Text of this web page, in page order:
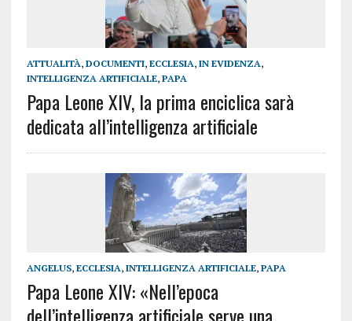
ATTUALITÀ, DOCUMENTI, ECCLESIA, IN EVIDENZA,
INTELLIGENZA ARTIFICIALE, PAPA
Papa Leone XIV, la prima enciclica sarà
dedicata all’intelligenza artificiale
ANGELUS, ECCLESIA, INTELLIGENZA ARTIFICIALE, PAPA
Papa Leone XIV: «Nell’epoca